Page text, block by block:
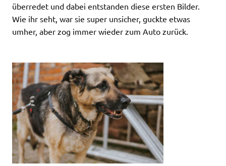
überredet und dabei entstanden diese ersten Bilder.
Wie ihr seht, war sie super unsicher, guckte etwas
umher, aber zog immer wieder zum Auto zurück.